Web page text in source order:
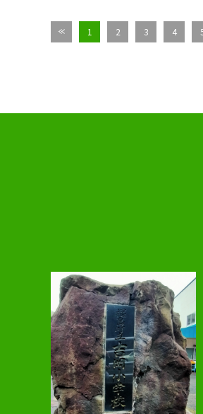
報が正しいものかどうか、
ついて考えていました。
1 2 3 4